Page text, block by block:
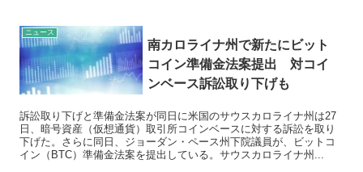
ニュース
南カロライナ州で新たにビット
コイン準備金法案提出 対コイ
ンベース訴訟取り下げも
訴訟取り下げと準備金法案が同日に米国のサウスカロライナ州は27
日、暗号資産（仮想通貨）取引所コインベースに対する訴訟を取り
下げた。さらに同日、ジョーダン・ペース州下院議員が、ビットコ
イン（BTC）準備金法案を提出している。サウスカロライナ州...